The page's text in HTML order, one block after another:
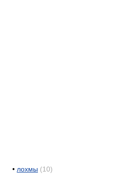
• лохмы (10)